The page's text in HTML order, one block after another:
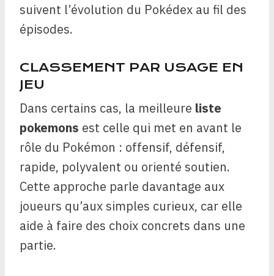
suivent l’évolution du Pokédex au fil des
épisodes.
CLASSEMENT PAR USAGE EN
JEU
Dans certains cas, la meilleure liste
pokemons est celle qui met en avant le
rôle du Pokémon : offensif, défensif,
rapide, polyvalent ou orienté soutien.
Cette approche parle davantage aux
joueurs qu’aux simples curieux, car elle
aide à faire des choix concrets dans une
partie.